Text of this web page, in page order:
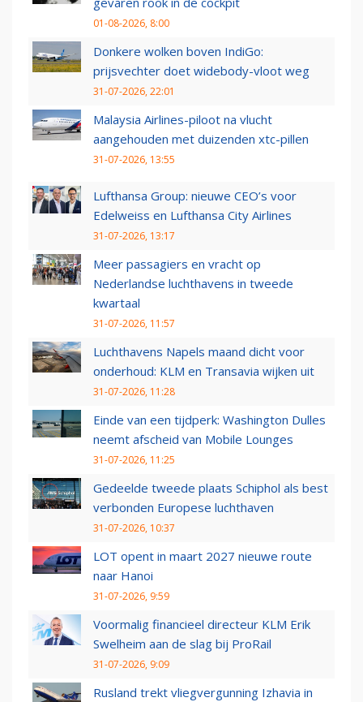
01-08-2026, 8:00
Donkere wolken boven IndiGo:
prijsvechter doet widebody-vloot weg
31-07-2026, 22:01
Malaysia Airlines-piloot na vlucht
aangehouden met duizenden xtc-pillen
31-07-2026, 13:55
Lufthansa Group: nieuwe CEO’s voor
Edelweiss en Lufthansa City Airlines
31-07-2026, 13:17
Meer passagiers en vracht op
Nederlandse luchthavens in tweede
kwartaal
31-07-2026, 11:57
Luchthavens Napels maand dicht voor
onderhoud: KLM en Transavia wijken uit
31-07-2026, 11:28
Einde van een tijdperk: Washington Dulles
neemt afscheid van Mobile Lounges
31-07-2026, 11:25
Gedeelde tweede plaats Schiphol als best
verbonden Europese luchthaven
31-07-2026, 10:37
LOT opent in maart 2027 nieuwe route
naar Hanoi
31-07-2026, 9:59
Voormalig financieel directeur KLM Erik
Swelheim aan de slag bij ProRail
31-07-2026, 9:09
Rusland trekt vliegvergunning Izhavia in